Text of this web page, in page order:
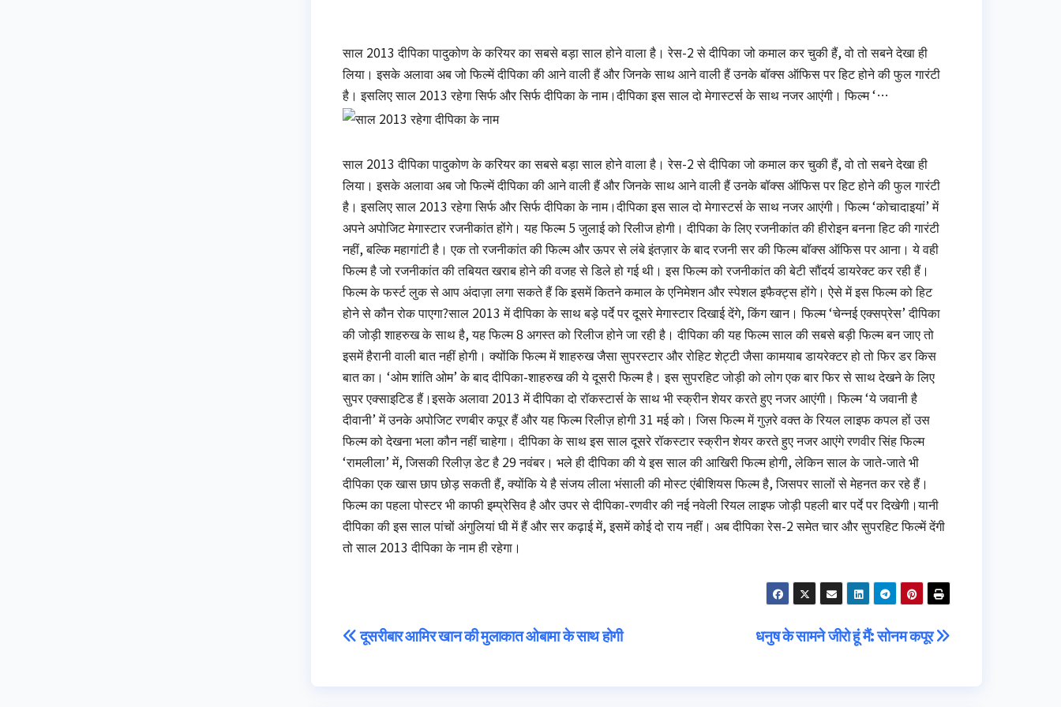
साल 2013 दीपिका पादुकोण के करियर का सबसे बड़ा साल होने वाला है। रेस-2 से दीपिका जो कमाल कर चुकी हैं, वो तो सबने देखा ही
लिया। इसके अलावा अब जो फिल्में दीपिका की आने वाली हैं और जिनके साथ आने वाली हैं उनके बॉक्स ऑफिस पर हिट होने की फुल गारंटी
है। इसलिए साल 2013 रहेगा सिर्फ और सिर्फ दीपिका के नाम।दीपिका इस साल दो मेगास्‍टर्स के साथ नजर आएंगी। फिल्म ‘…
साल 2013 दीपिका पादुकोण के करियर का सबसे बड़ा साल होने वाला है। रेस-2 से दीपिका जो कमाल कर चुकी हैं, वो तो सबने देखा ही
लिया। इसके अलावा अब जो फिल्में दीपिका की आने वाली हैं और जिनके साथ आने वाली हैं उनके बॉक्स ऑफिस पर हिट होने की फुल गारंटी
है। इसलिए साल 2013 रहेगा सिर्फ और सिर्फ दीपिका के नाम।दीपिका इस साल दो मेगास्‍टर्स के साथ नजर आएंगी। फिल्म ‘कोचादाइयां’ में
अपने अपोजिट मेगास्टार रजनीकांत होंगे। यह फिल्‍म 5 जुलाई को रिलीज होगी। दीपिका के लिए रजनीकांत की हीरोइन बनना हिट की गारंटी
नहीं, बल्कि महागांटी है। एक तो रजनीकांत की फिल्म और ऊपर से लंबे इंतज़ार के बाद रजनी सर की फिल्म बॉक्स ऑफिस पर आना। ये वही
फिल्म है जो रजनीकांत की तबियत खराब होने की वजह से डिले हो गई थी। इस फिल्म को रजनीकांत की बेटी सौंदर्य डायरेक्ट कर रही हैं।
फिल्म के फर्स्ट लुक से आप अंदाज़ा लगा सकते हैं कि इसमें कितने कमाल के एनिमेशन और स्पेशल इफैक्ट्स होंगे। ऐसे में इस फिल्म को हिट
होने से कौन रोक पाएगा?साल 2013 में दीपिका के साथ बड़े पर्दे पर दूसरे मेगास्टार दिखाई देंगे, किंग खान। फिल्म ‘चेन्नई एक्सप्रेस’ दीपिका
की जोड़ी शाहरुख के साथ है, यह फिल्‍म 8 अगस्त को रिलीज होने जा रही है। दीपिका की यह फिल्म साल की सबसे बड़ी फिल्म बन जाए तो
इसमें हैरानी वाली बात नहीं होगी। क्‍योंकि फिल्म में शाहरुख जैसा सुपरस्टार और रोहिट शेट्टी जैसा कामयाब डायरेक्टर हो तो फिर डर किस
बात का। ‘ओम शांति ओम’ के बाद दीपिका-शाहरुख की ये दूसरी फिल्म है। इस सुपरहिट जोड़ी को लोग एक बार फिर से साथ देखने के लिए
सुपर एक्साइटिड हैं।इसके अलावा 2013 में दीपिका दो रॉकस्टार्स के साथ भी स्‍क्रीन शेयर करते हुए नजर आएंगी। फिल्म ‘ये जवानी है
दीवानी’ में उनके अपोजिट रणबीर कपूर हैं और यह फिल्‍म रिलीज़ होगी 31 मई को। जिस फिल्म में गुज़रे वक्त के रियल लाइफ कपल हों उस
फिल्म को देखना भला कौन नहीं चाहेगा। दीपिका के साथ इस साल दूसरे रॉकस्टार स्‍क्रीन शेयर करते हुए नजर आएंगे रणवीर सिंह फिल्म
‘रामलीला’ में, जिसकी रिलीज़ डेट है 29 नवंबर। भले ही दीपिका की ये इस साल की आखिरी फिल्म होगी, लेकिन साल के जाते-जाते भी
दीपिका एक खास छाप छोड़ सकती हैं, क्योंकि ये है संजय लीला भंसाली की मोस्ट एंबीशियस फिल्म है, जिसपर सालों से मेहनत कर रहे हैं।
फिल्म का पहला पोस्टर भी काफी इम्प्रेसिव है और उपर से दीपिका-रणवीर की नई नवेली रियल लाइफ जोड़ी पहली बार पर्दे पर दिखेगी।यानी
दीपिका की इस साल पांचों अंगुलियां घी में हैं और सर कढ़ाई में, इसमें कोई दो राय नहीं। अब दीपिका रेस-2 समेत चार और सुपरहिट फिल्में देंगी
तो साल 2013 दीपिका के नाम ही रहेगा।
Post
धनुष के सामने जीरो हूं मैं: सोनम कपूर
दूसरीबार आमिर खान की मुलाकात ओबामा के साथ होगी